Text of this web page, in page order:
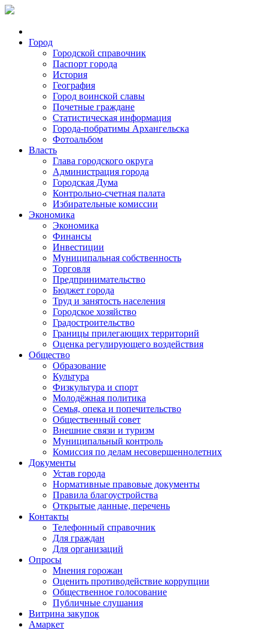
Город
Городской справочник
Паспорт города
История
География
Город воинской славы
Почетные граждане
Статистическая информация
Города-побратимы Архангельска
Фотоальбом
Власть
Глава городского округа
Администрация города
Городская Дума
Контрольно-счетная палата
Избирательные комиссии
Экономика
Экономика
Финансы
Инвестиции
Муниципальная собственность
Торговля
Предпринимательство
Бюджет города
Труд и занятость населения
Городское хозяйство
Градостроительство
Границы прилегающих территорий
Оценка регулирующего воздействия
Общество
Образование
Культура
Физкультура и спорт
Молодёжная политика
Семья, опека и попечительство
Общественный совет
Внешние связи и туризм
Муниципальный контроль
Комиссия по делам несовершеннолетних
Документы
Устав города
Нормативные правовые документы
Правила благоустройства
Открытые данные, перечень
Контакты
Телефонный справочник
Для граждан
Для организаций
Опросы
Мнения горожан
Оценить противодействие коррупции
Общественное голосование
Публичные слушания
Витрина закупок
Амаркет